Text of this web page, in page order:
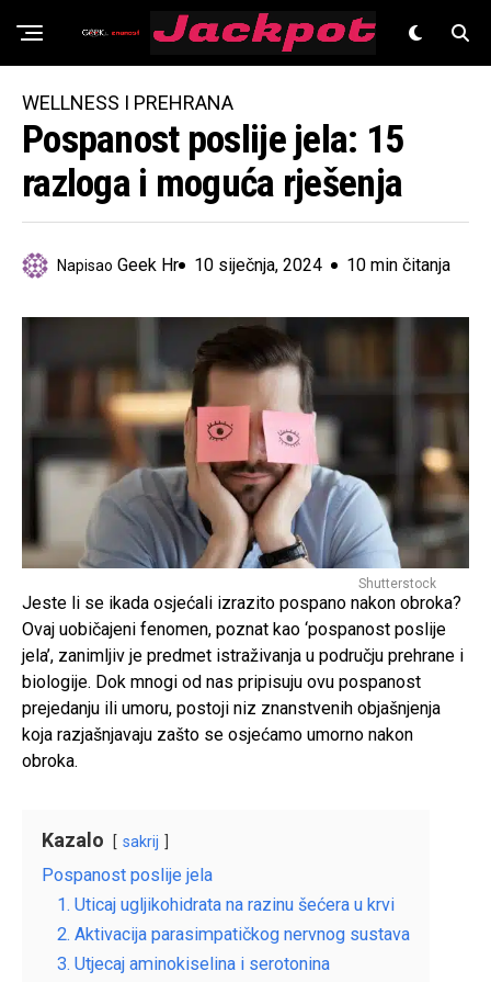
Znanost
WELLNESS I PREHRANA
Pospanost poslije jela: 15
razloga i moguća rješenja
Napisao Geek Hr 10 siječnja, 2024 10 min čitanja
Shutterstock
Jeste li se ikada osjećali izrazito pospano nakon obroka?
Ovaj uobičajeni fenomen, poznat kao ‘pospanost poslije
jela’, zanimljiv je predmet istraživanja u području prehrane i
biologije. Dok mnogi od nas pripisuju ovu pospanost
prejedanju ili umoru, postoji niz znanstvenih objašnjenja
koja razjašnjavaju zašto se osjećamo umorno nakon
obroka.
Kazalo sakrij
Pospanost poslije jela
1. Uticaj ugljikohidrata na razinu šećera u krvi
2. Aktivacija parasimpatičkog nervnog sustava
3. Utjecaj aminokiselina i serotonina